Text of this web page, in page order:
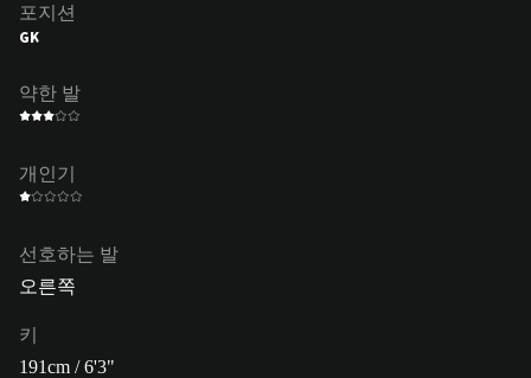
포지션
GK
약한 발
개인기
선호하는 발
오른쪽
키
191cm / 6'3"